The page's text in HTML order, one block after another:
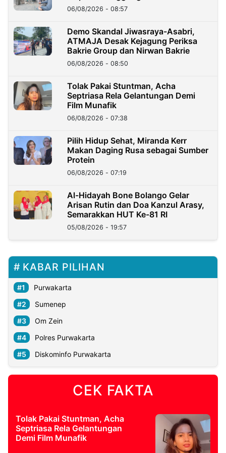
06/08/2026 - 08:57
Demo Skandal Jiwasraya-Asabri,
ATMAJA Desak Kejagung Periksa
Bakrie Group dan Nirwan Bakrie
06/08/2026 - 08:50
Tolak Pakai Stuntman, Acha
Septriasa Rela Gelantungan Demi
Film Munafik
06/08/2026 - 07:38
Pilih Hidup Sehat, Miranda Kerr
Makan Daging Rusa sebagai Sumber
Protein
06/08/2026 - 07:19
Al-Hidayah Bone Bolango Gelar
Arisan Rutin dan Doa Kanzul Arasy,
Semarakkan HUT Ke-81 RI
05/08/2026 - 19:57
KABAR PILIHAN
Purwakarta
Sumenep
Om Zein
Polres Purwakarta
Diskominfo Purwakarta
CEK FAKTA
Tolak Pakai Stuntman, Acha
Septriasa Rela Gelantungan
Demi Film Munafik